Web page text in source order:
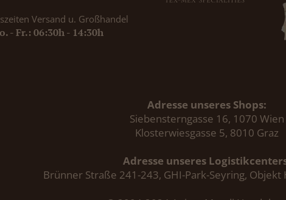
Versand u. Großhandel
- Fr.: 06:30h - 14:30h
Adresse unseres Shops:
Siebensterngasse 16, 1070 Wien
Klosterwiesgasse 5, 8010 Graz
Adresse unseres
Brünner Straße 241-243, GHI-Park-Seyring, Objekt